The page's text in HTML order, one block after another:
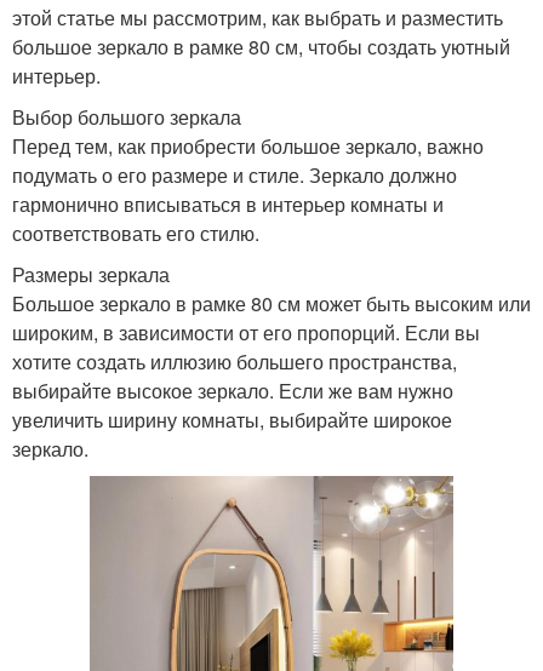
этой статье мы рассмотрим, как выбрать и разместить
большое зеркало в рамке 80 см, чтобы создать уютный
интерьер.
Выбор большого зеркала
Перед тем, как приобрести большое зеркало, важно
подумать о его размере и стиле. Зеркало должно
гармонично вписываться в интерьер комнаты и
соответствовать его стилю.
Размеры зеркала
Большое зеркало в рамке 80 см может быть высоким или
широким, в зависимости от его пропорций. Если вы
хотите создать иллюзию большего пространства,
выбирайте высокое зеркало. Если же вам нужно
увеличить ширину комнаты, выбирайте широкое
зеркало.